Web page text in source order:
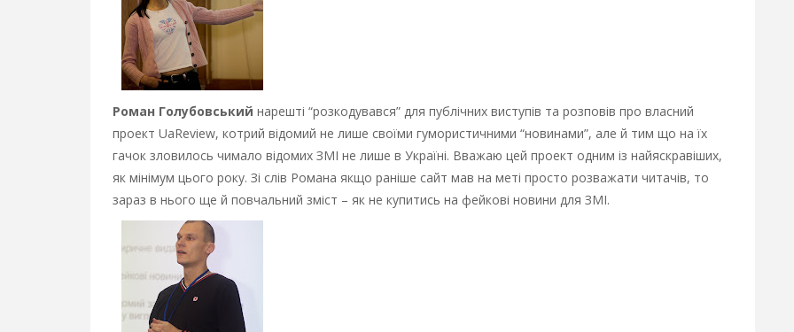
Роман Голубовський нарешті “розкодувався” для публічних виступів та розповів про власний
проект UaReview, котрий відомий не лише своїми гумористичними “новинами”, але й тим що на їх
гачок зловилось чимало відомих ЗМІ не лише в Україні. Вважаю цей проект одним із найяскравіших,
як мінімум цього року. Зі слів Романа якщо раніше сайт мав на меті просто розважати читачів, то
зараз в нього ще й повчальний зміст – як не купитись на фейкові новини для ЗМІ.